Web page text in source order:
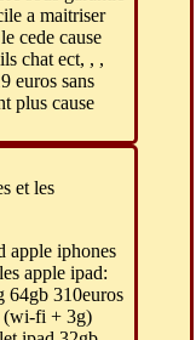
a maitriser
cede cause
chat ect, , ,
euros sans
plus cause
et les
apple iphones
apple ipad:
64gb 310euros
(wi-fi + 3g)